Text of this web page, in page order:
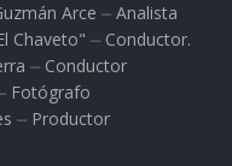
Arce ⏤ Analista
Chaveto" ⏤ Conductor.
⏤ Conductor
Fotógrafo
⏤ Productor